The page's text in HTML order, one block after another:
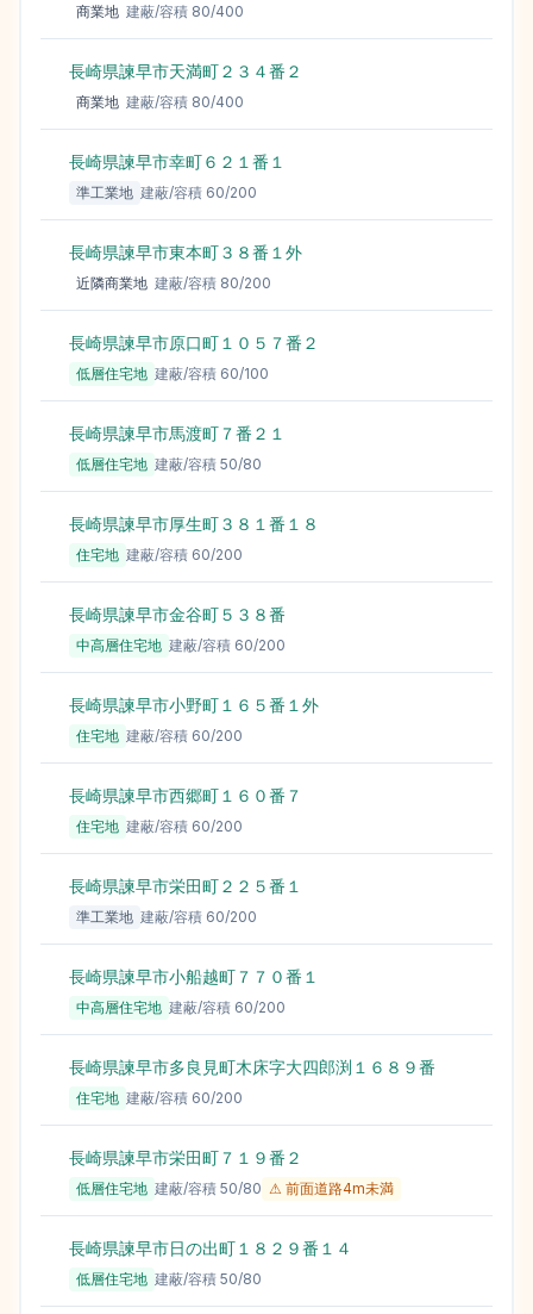
商業地 建蔽/容積 80/400
長崎県諫早市天満町２３４番２
商業地 建蔽/容積 80/400
長崎県諫早市幸町６２１番１
準工業地 建蔽/容積 60/200
長崎県諫早市東本町３８番１外
近隣商業地 建蔽/容積 80/200
長崎県諫早市原口町１０５７番２
低層住宅地 建蔽/容積 60/100
長崎県諫早市馬渡町７番２１
低層住宅地 建蔽/容積 50/80
長崎県諫早市厚生町３８１番１８
住宅地 建蔽/容積 60/200
長崎県諫早市金谷町５３８番
中高層住宅地 建蔽/容積 60/200
長崎県諫早市小野町１６５番１外
住宅地 建蔽/容積 60/200
長崎県諫早市西郷町１６０番７
住宅地 建蔽/容積 60/200
長崎県諫早市栄田町２２５番１
準工業地 建蔽/容積 60/200
長崎県諫早市小船越町７７０番１
中高層住宅地 建蔽/容積 60/200
長崎県諫早市多良見町木床字大四郎渕１６８９番
住宅地 建蔽/容積 60/200
長崎県諫早市栄田町７１９番２
低層住宅地 建蔽/容積 50/80 ⚠ 前面道路4m未満
長崎県諫早市日の出町１８２９番１４
低層住宅地 建蔽/容積 50/80